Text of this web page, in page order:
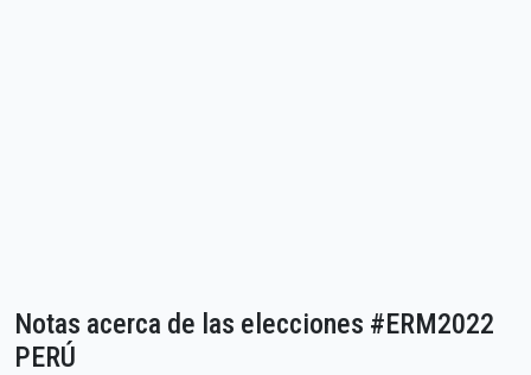
Notas acerca de las elecciones #ERM2022
PERÚ